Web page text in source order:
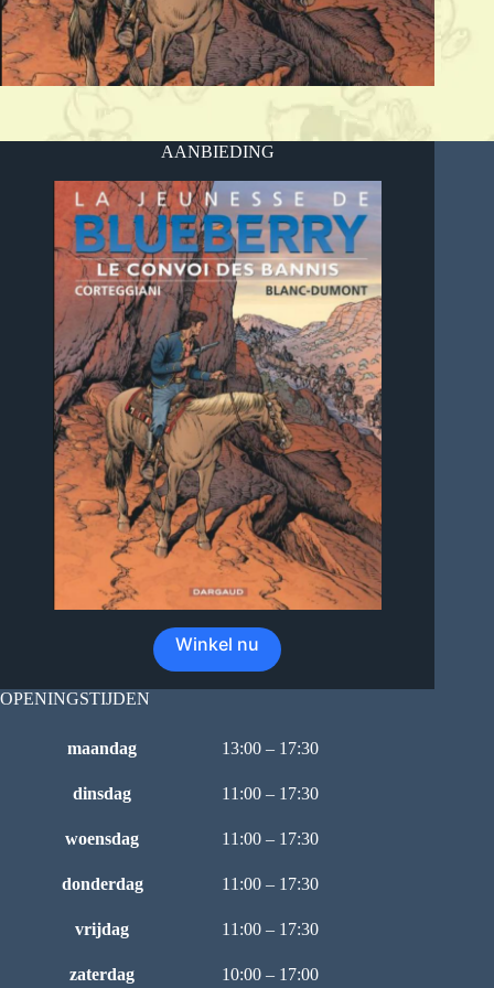
AANBIEDING
Winkel nu
OPENINGSTIJDEN
maandag 13:00 – 17:30
dinsdag 11:00 – 17:30
woensdag 11:00 – 17:30
donderdag 11:00 – 17:30
vrijdag 11:00 – 17:30
zaterdag 10:00 – 17:00